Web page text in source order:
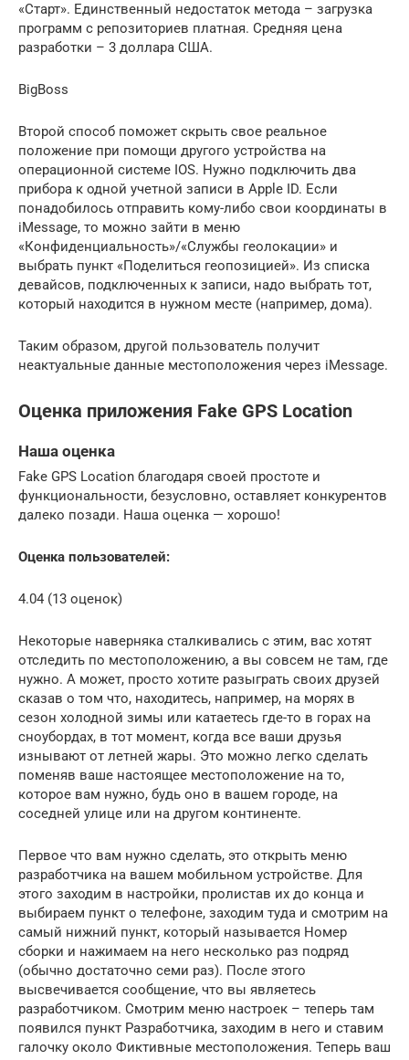
«Старт». Единственный недостаток метода – загрузка
программ с репозиториев платная. Средняя цена
разработки – 3 доллара США.
BigBoss
Второй способ поможет скрыть свое реальное
положение при помощи другого устройства на
операционной системе IOS. Нужно подключить два
прибора к одной учетной записи в Apple ID. Если
понадобилось отправить кому-либо свои координаты в
iMessage, то можно зайти в меню
«Конфиденциальность»/«Службы геолокации» и
выбрать пункт «Поделиться геопозицией». Из списка
девайсов, подключенных к записи, надо выбрать тот,
который находится в нужном месте (например, дома).
Таким образом, другой пользователь получит
неактуальные данные местоположения через iMessage.
Оценка приложения Fake GPS Location
Наша оценка
Fake GPS Location благодаря своей простоте и
функциональности, безусловно, оставляет конкурентов
далеко позади. Наша оценка — хорошо!
Оценка пользователей:
4.04 (13 оценок)
Некоторые наверняка сталкивались с этим, вас хотят
отследить по местоположению, а вы совсем не там, где
нужно. А может, просто хотите разыграть своих друзей
сказав о том что, находитесь, например, на морях в
сезон холодной зимы или катаетесь где-то в горах на
сноубордах, в тот момент, когда все ваши друзья
изнывают от летней жары. Это можно легко сделать
поменяв ваше настоящее местоположение на то,
которое вам нужно, будь оно в вашем городе, на
соседней улице или на другом континенте.
Первое что вам нужно сделать, это открыть меню
разработчика на вашем мобильном устройстве. Для
этого заходим в настройки, пролистав их до конца и
выбираем пункт о телефоне, заходим туда и смотрим на
самый нижний пункт, который называется Номер
сборки и нажимаем на него несколько раз подряд
(обычно достаточно семи раз). После этого
высвечивается сообщение, что вы являетесь
разработчиком. Смотрим меню настроек – теперь там
появился пункт Разработчика, заходим в него и ставим
галочку около Фиктивные местоположения. Теперь ваш